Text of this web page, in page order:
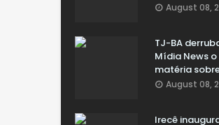
August 08,
TJ-BA
Mídia News
matéria
August 08,
Irecê